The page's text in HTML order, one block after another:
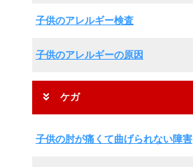
子供のアレルギー検査
子供のアレルギーの原因
ケガ
子供の肘が痛くて曲げられない障害